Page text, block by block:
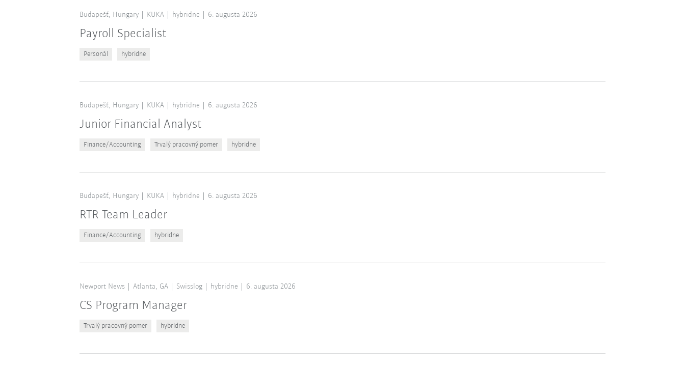
Budapešť, Hungary KUKA hybridne 6. augusta 2026
Payroll Specialist
Personál hybridne
Budapešť, Hungary KUKA hybridne 6. augusta 2026
Junior Financial Analyst
Finance/Accounting Trvalý pracovný pomer hybridne
Budapešť, Hungary KUKA hybridne 6. augusta 2026
RTR Team Leader
Finance/Accounting hybridne
Newport News Atlanta, GA Swisslog hybridne 6. augusta 2026
CS Program Manager
Trvalý pracovný pomer hybridne